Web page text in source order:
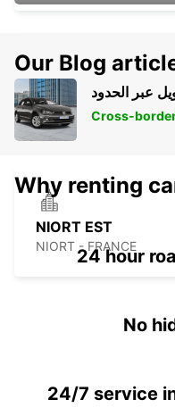
NIORT
NIORT - FRANCE
NIORT EST
NIORT - FRANCE
عبر الحدود
Cross-
Why renting
24 hour
No
24/7 service